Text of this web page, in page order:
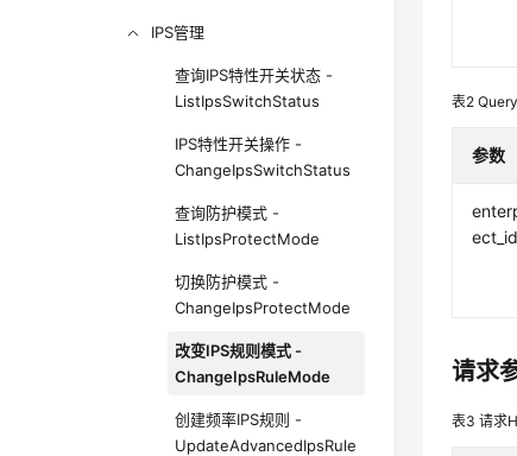
IPS管理
查询IPS特性开关状态 -
ListIpsSwitchStatus
IPS特性开关操作 -
ChangeIpsSwitchStatus
查询防护模式 -
ListIpsProtectMode
切换防护模式 -
ChangeIpsProtectMode
改变IPS规则模式 -
ChangeIpsRuleMode
创建频率IPS规则 -
UpdateAdvancedIpsRule
表2
参数
ect_id
请求
表3请求